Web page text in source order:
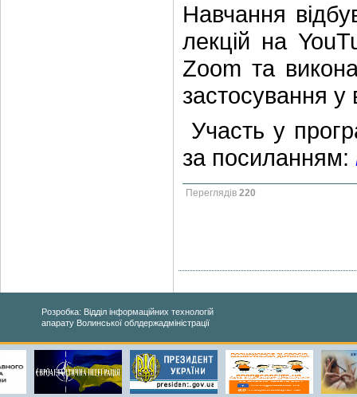
Навчання
лекцій на
Zoom та
застосування у
Участь у
за посиланням:
Переглядів 220
Розробка: Відділ інформаційних технологій
апарату Волинської облдержадміністрації